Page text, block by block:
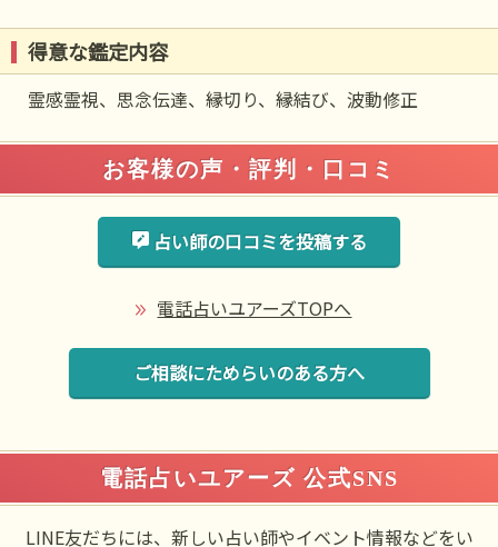
得意な鑑定内容
霊感霊視、思念伝達、縁切り、縁結び、波動修正
お客様の声・評判・口コミ
占い師の口コミを投稿する
電話占いユアーズTOPへ
ご相談にためらいのある方へ
電話占いユアーズ 公式SNS
LINE友だちには、新しい占い師やイベント情報などをい